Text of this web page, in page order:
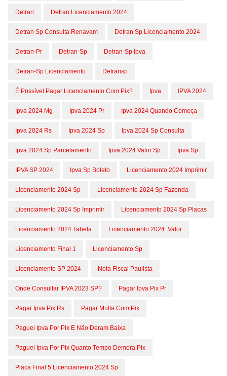
Detran Detran Licenciamento 2024
Detran Sp Consulta Renavam Detran Sp Licenciamento 2024
Detran-Pr Detran-Sp Detran-Sp Ipva
Detran-Sp Licenciamento Detransp
É Possível Pagar Licenciamento Com Pix? Ipva IPVA 2024
Ipva 2024 Mg Ipva 2024 Pr Ipva 2024 Quando Começa
Ipva 2024 Rs Ipva 2024 Sp Ipva 2024 Sp Consulta
Ipva 2024 Sp Parcelamento Ipva 2024 Valor Sp Ipva Sp
IPVA SP 2024 Ipva Sp Boleto Licenciamento 2024 Imprimir
Licenciamento 2024 Sp Licenciamento 2024 Sp Fazenda
Licenciamento 2024 Sp Imprimir Licenciamento 2024 Sp Placas
Licenciamento 2024 Tabela Licenciamento 2024: Valor
Licenciamento Final 1 Licenciamento Sp
Licenciamento SP 2024 Nota Fiscal Paulista
Onde Consultar IPVA 2023 SP? Pagar Ipva Pix Pr
Pagar Ipva Pix Rs Pagar Multa Com Pix
Paguei Ipva Por Pix E Não Deram Baixa
Paguei Ipva Por Pix Quanto Tempo Demora Pix
Placa Final 5 Licenciamento 2024 Sp